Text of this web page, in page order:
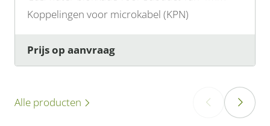
Koppelingen voor microkabel (KPN)
Prijs op aanvraag
Alle producten ‹ ›